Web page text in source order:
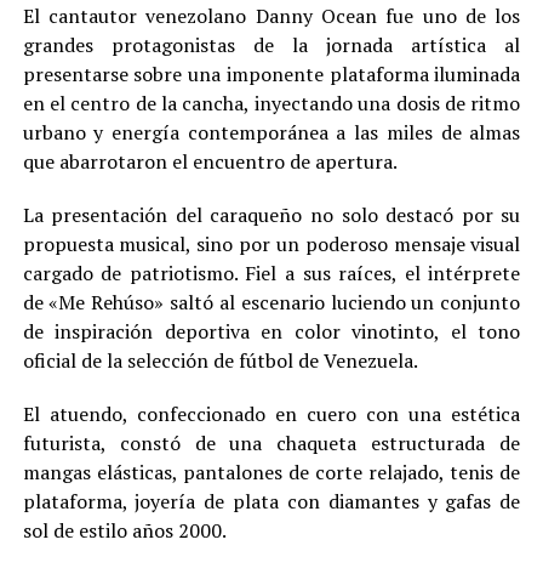
El cantautor venezolano Danny Ocean fue uno de los
grandes protagonistas de la jornada artística al
presentarse sobre una imponente plataforma iluminada
en el centro de la cancha, inyectando una dosis de ritmo
urbano y energía contemporánea a las miles de almas
que abarrotaron el encuentro de apertura.
La presentación del caraqueño no solo destacó por su
propuesta musical, sino por un poderoso mensaje visual
cargado de patriotismo. Fiel a sus raíces, el intérprete
de «Me Rehúso» saltó al escenario luciendo un conjunto
de inspiración deportiva en color vinotinto, el tono
oficial de la selección de fútbol de Venezuela.
El atuendo, confeccionado en cuero con una estética
futurista, constó de una chaqueta estructurada de
mangas elásticas, pantalones de corte relajado, tenis de
plataforma, joyería de plata con diamantes y gafas de
sol de estilo años 2000.